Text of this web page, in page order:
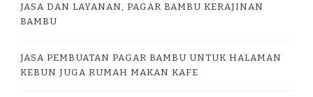
JASA DAN LAYANAN, PAGAR BAMBU KERAJINAN
BAMBU
JASA PEMBUATAN PAGAR BAMBU UNTUK HALAMAN
KEBUN JUGA RUMAH MAKAN KAFE